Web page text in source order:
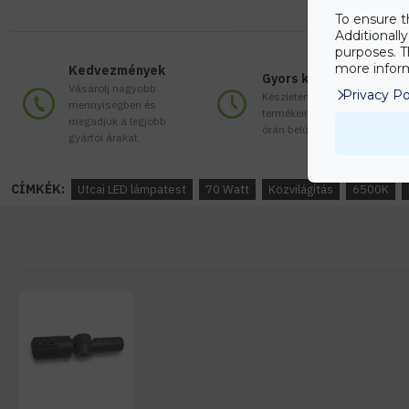
Kedvezmények
Vásárolj nagyobb
mennyiségben és
megadjuk a legjobb
gyártói árakat.
Gyors kiszállítás
Készleten lévő
termékeinket akár 24
órán belül megkaphatod!
CÍMKÉK: Utcai LED lámpatest 70 Watt Közvilágítás 6500K
To ensure
purposes.
more
Privacy